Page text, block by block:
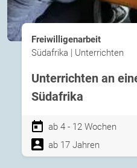
Freiwilligenarbeit
Südafrika | Unterrichten
Unterrichten an
Südafrika
ab 4 - 12 Wochen
ab 17 Jahren